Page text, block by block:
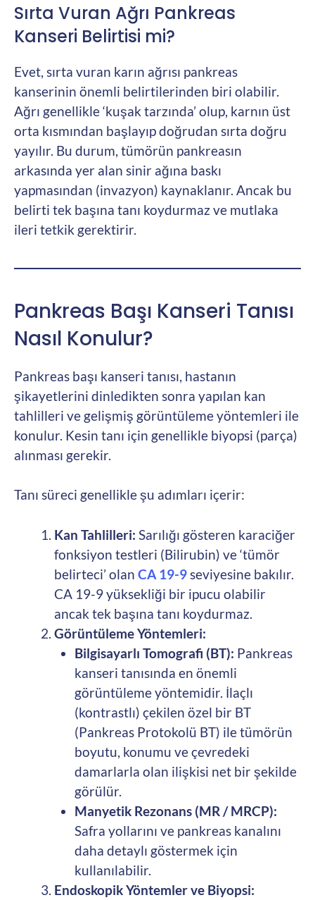
Sırta Vuran Ağrı Pankreas
Kanseri Belirtisi mi?
Evet, sırta vuran karın ağrısı pankreas
kanserinin önemli belirtilerinden biri olabilir.
Ağrı genellikle ‘kuşak tarzında’ olup, karnın üst
orta kısmından başlayıp doğrudan sırta doğru
yayılır. Bu durum, tümörün pankreasın
arkasında yer alan sinir ağına baskı
yapmasından (invazyon) kaynaklanır. Ancak bu
belirti tek başına tanı koydurmaz ve mutlaka
ileri tetkik gerektirir.
Pankreas Başı Kanseri Tanısı
Nasıl Konulur?
Pankreas başı kanseri tanısı, hastanın
şikayetlerini dinledikten sonra yapılan kan
tahlilleri ve gelişmiş görüntüleme yöntemleri ile
konulur. Kesin tanı için genellikle biyopsi (parça)
alınması gerekir.
Tanı süreci genellikle şu adımları içerir:
Kan Tahlilleri: Sarılığı gösteren karaciğer
fonksiyon testleri (Bilirubin) ve ‘tümör
belirteci’ olan CA 19-9 seviyesine bakılır.
CA 19-9 yüksekliği bir ipucu olabilir
ancak tek başına tanı koydurmaz.
Görüntüleme Yöntemleri:
Bilgisayarlı Tomografi (BT): Pankreas
kanseri tanısında en önemli
görüntüleme yöntemidir. İlaçlı
(kontrastlı) çekilen özel bir BT
(Pankreas Protokolü BT) ile tümörün
boyutu, konumu ve çevredeki
damarlarla olan ilişkisi net bir şekilde
görülür.
Manyetik Rezonans (MR / MRCP):
Safra yollarını ve pankreas kanalını
daha detaylı göstermek için
kullanılabilir.
Endoskopik Yöntemler ve Biyopsi: